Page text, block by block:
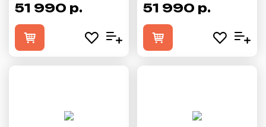
51 990 р. 51 990 р.